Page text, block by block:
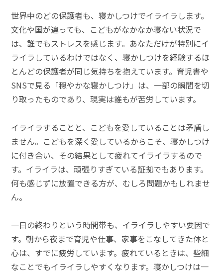
世界中のどの保護者も、寝かしつけでイライラします。
文化や国が違っても、こどもがなかなか寝ない状況で
は、誰でもストレスを感じます。あなただけが特別にイ
ライラしているわけではなく、寝かしつけを経験するほ
とんどの保護者が同じ気持ちを抱えています。育児書や
SNSで見る「穏やかな寝かしつけ」は、一部の瞬間を切
り取ったものであり、現実は誰もが苦労しています。
イライラすることと、こどもを愛していることは矛盾し
ません。こどもを深く愛しているからこそ、寝かしつけ
に付き合い、その結果として疲れてイライラするので
す。イライラは、頑張りすぎている証拠でもあります。
何も感じずに放置できる方が、むしろ問題かもしれませ
ん。
一日の終わりという時間帯も、イライラしやすい要因で
す。朝から夜まで育児や仕事、家事をこなしてきた体と
心は、すでに疲労しています。疲れているときは、些細
なことでもイライラしやすくなります。寝かしつけは一